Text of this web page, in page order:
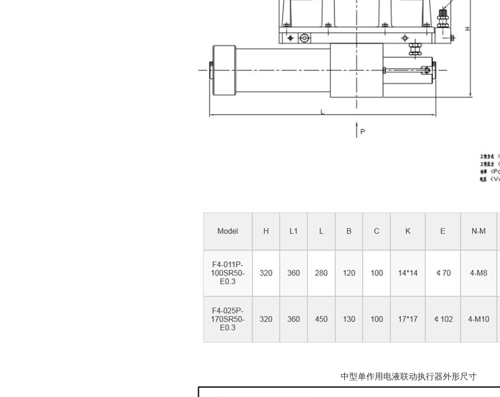
中型单作用电液联动执行器外形尺寸